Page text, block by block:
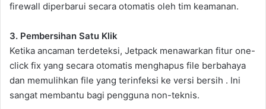
firewall diperbarui secara otomatis oleh tim keamanan.
3. Pembersihan Satu Klik
Ketika ancaman terdeteksi, Jetpack menawarkan fitur one-
click fix yang secara otomatis menghapus file berbahaya
dan memulihkan file yang terinfeksi ke versi bersih . Ini
sangat membantu bagi pengguna non-teknis.